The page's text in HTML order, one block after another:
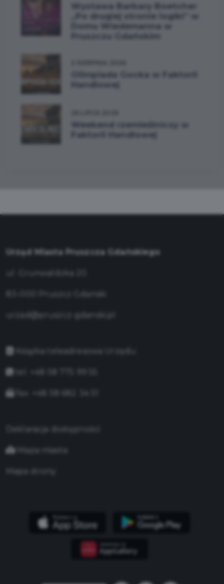
Wystawa Barbary Boetcher
„Po drugiej stronie logiki” w
Domu Wiedemanna w
Pruszczu Gdańskim
Olimpiada Gocka w Faktorii
Handlowej
Weekend rzemieślniczy w
Faktorii Handlowej
Urząd Miasta Pruszcza Gdańskiego
urzad@pruszcz-gdanski.pl
Książka teleadresowa Urzędu
Deklaracja dostępności
Mapa miasta
Mapa strony